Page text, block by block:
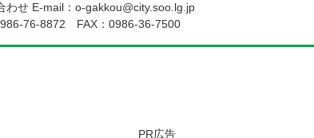
わせ E-mail：o-gakkou@city.soo.lg.jp
76-8872 FAX：0986-36-7500
PR広告